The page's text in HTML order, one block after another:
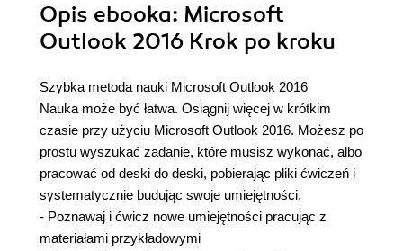
Opis ebooka: Microsoft
Outlook 2016 Krok po kroku
Szybka metoda nauki Microsoft Outlook 2016
Nauka może być łatwa. Osiągnij więcej w krótkim
czasie przy użyciu Microsoft Outlook 2016. Możesz po
prostu wyszukać zadanie, które musisz wykonać, albo
pracować od deski do deski, pobierając pliki ćwiczeń i
systematycznie budując swoje umiejętności.
- Poznawaj i ćwicz nowe umiejętności pracując z
materiałami przykładowymi